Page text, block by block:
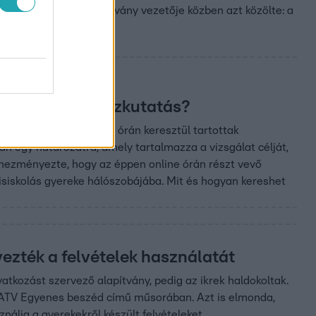
megszervező alapítvány vezetője közben azt közölte: a
a házkutatás?
és több mint 8 órán keresztül tartottak
egy határozatra, amely tartalmazza a vizsgálat célját,
hogy az éppen online órán részt vevő
gyereke hálószobájába. Mit és hogyan kereshet
a felvételek használatát
szervező alapítvány, pedig az ikrek haldokoltak.
Egyenes beszéd című műsorában. Azt is elmonda,